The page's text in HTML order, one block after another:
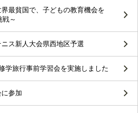
界最貧国で、子どもの教育機会を
～
ス新人大会県西地区予選
学旅行事前学習会を実施しました
に参加